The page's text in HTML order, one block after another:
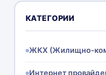
КАТЕГОРИИ
ЖКХ (Жилищно-
Интернет